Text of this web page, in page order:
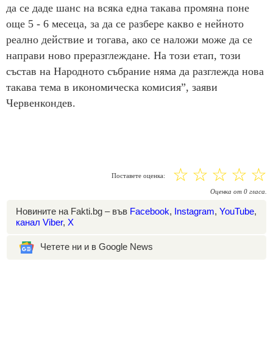
да се даде шанс на всяка една такава промяна поне
още 5 - 6 месеца, за да се разбере какво е нейното
реално действие и тогава, ако се наложи може да се
направи ново преразглеждане. На този етап, този
състав на Народното събрание няма да разглежда нова
такава тема в икономическа комисия”, заяви
Червенкондев.
Поставете оценка: ☆
☆
☆
☆
☆
Оценка от 0 гласа.
Новините на Fakti.bg – във Facebook, Instagram, YouTube,
канал Viber, X
Четете ни и в Google News